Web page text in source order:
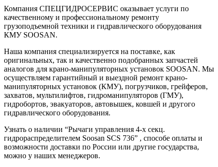
Компания СПЕЦГИДРОСЕРВИС оказывает услуги по
качественному и профессиональному ремонту
грузоподъемной техники и гидравлического оборудования
КМУ SOOSAN.
Наша компания специализируется на поставке, как
оригинальных, так и качественно подобранных запчастей
аналогов для крано-манипуляторных установок SOOSAN. Мы
осуществляем гарантийный и выездной ремонт крано-
манипуляторных установок (КМУ), погрузчиков, грейферов,
захватов, мультилифтов, гидроманипуляторов (ГМУ),
гидробортов, эвакуаторов, автовышек, ковшей и другого
гидравлического оборудования.
Узнать о наличии “Рычаги управления 4-х секц.
гидрораспределителем Soosan SCS 736” , способе оплаты и
возможности доставки по России или другие государства,
можно у наших менеджеров.